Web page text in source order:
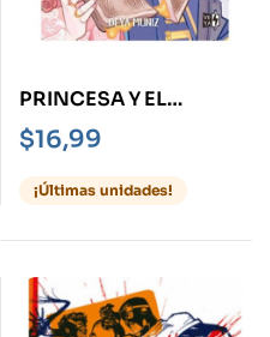
PRINCESA Y EL
SÁNDWICH DE QUESO
$16,99
¡Últimas unidades!